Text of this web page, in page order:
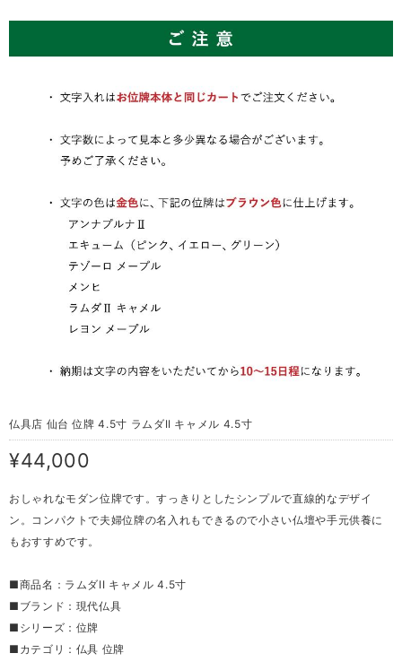
仏具店 仙台 位牌 4.5寸 ラムダII キャメル 4.5寸
¥44,000
おしゃれなモダン位牌です。すっきりとしたシンプルで直線的なデザイ
ン。コンパクトで夫婦位牌の名入れもできるので小さい仏壇や手元供養に
もおすすめです。
■商品名：ラムダII キャメル 4.5寸
■ブランド：現代仏具
■シリーズ：位牌
■カテゴリ：仏具 位牌